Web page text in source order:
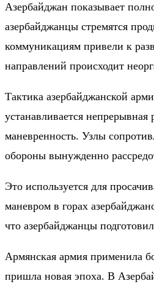
Азербайджан показывает
азербайджанцы стремятся
коммуникациям привели к
направлений происходит
Тактика азербайджанской
устанавливается
маневренность. Узлы
обороны вынужденно
Это используется для
маневром в горах
что азербайджанцы
Армянская армия применила
пришла новая эпоха. В